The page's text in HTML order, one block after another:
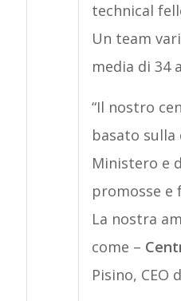
technical
Un team
media di 34
“Il nostro
basato
Ministero e
promosse e
La nostra
come –
Pisino, CEO